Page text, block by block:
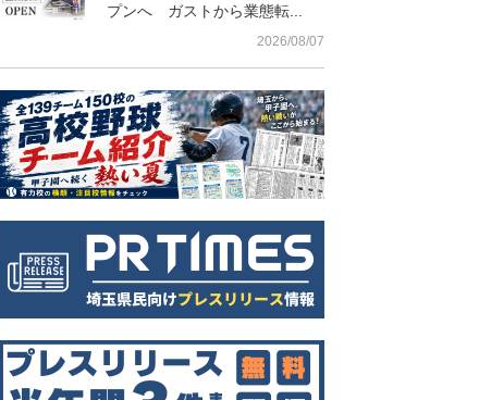
プンへ ガストから業態転...
2026/08/07